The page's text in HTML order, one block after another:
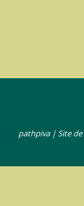
pathpiva | Site